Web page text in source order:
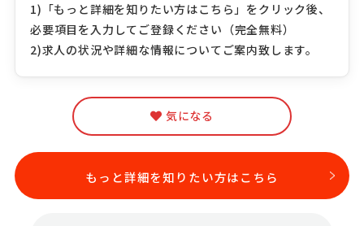
1)「もっと詳細を知りたい方はこちら」をクリック後、
必要項目を入力してご登録ください（完全無料）
2)求人の状況や詳細な情報についてご案内致します。
気になる
もっと詳細を知りたい方はこちら